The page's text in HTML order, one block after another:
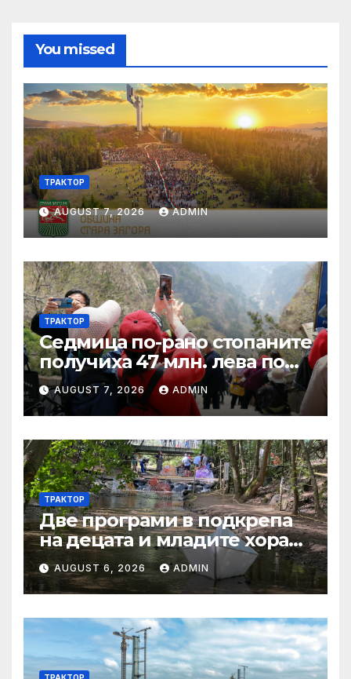
You missed
ТРАКТОР
AUGUST 7, 2026 ADMIN
ТРАКТОР
Седмица по-рано стопаните
получиха 47 млн. лева по
четири биологични и
агроекологични
интервенции за Кампания
2024
AUGUST 7, 2026 ADMIN
ТРАКТОР
Две програми в подкрепа
на децата и младите хора
на Благоевград
предложени за
обществено обсъждане
AUGUST 6, 2026 ADMIN